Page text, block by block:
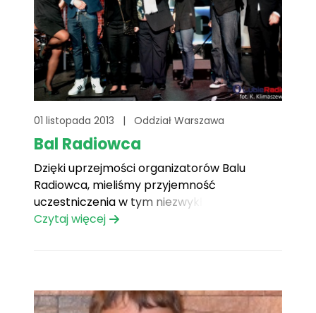
01 listopada 2013 | Oddział Warszawa
Bal Radiowca
Dzięki uprzejmości organizatorów Balu
Radiowca, mieliśmy przyjemność
uczestniczenia w tym niezwykłym
wydarzeniu.
Czytaj więcej